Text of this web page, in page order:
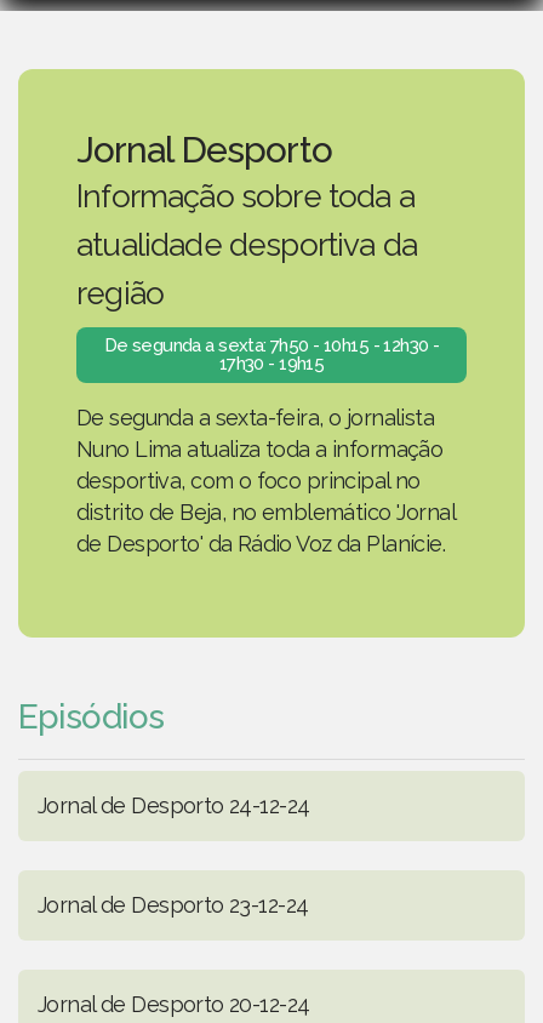
Jornal Desporto
Informação sobre toda a
atualidade desportiva da
região
De segunda a sexta: 7h50 - 10h15 - 12h30 -
17h30 - 19h15
De segunda a sexta-feira, o jornalista
Nuno Lima atualiza toda a informação
desportiva, com o foco principal no
distrito de Beja, no emblemático 'Jornal
de Desporto' da Rádio Voz da Planície.
Episódios
Jornal de Desporto 24-12-24
Jornal de Desporto 23-12-24
Jornal de Desporto 20-12-24